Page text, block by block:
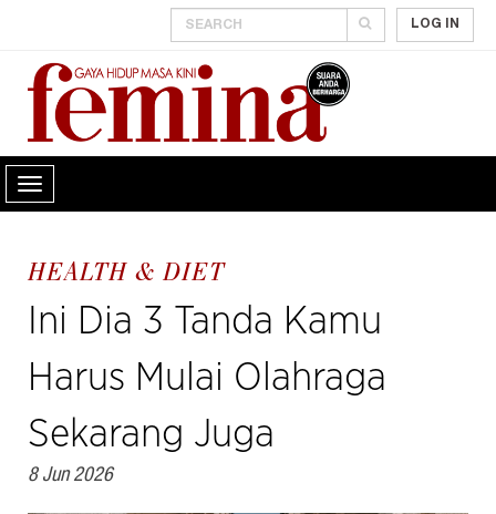
LOG IN
HEALTH & DIET
Ini Dia 3 Tanda Kamu
Harus Mulai Olahraga
Sekarang Juga
8 Jun 2026